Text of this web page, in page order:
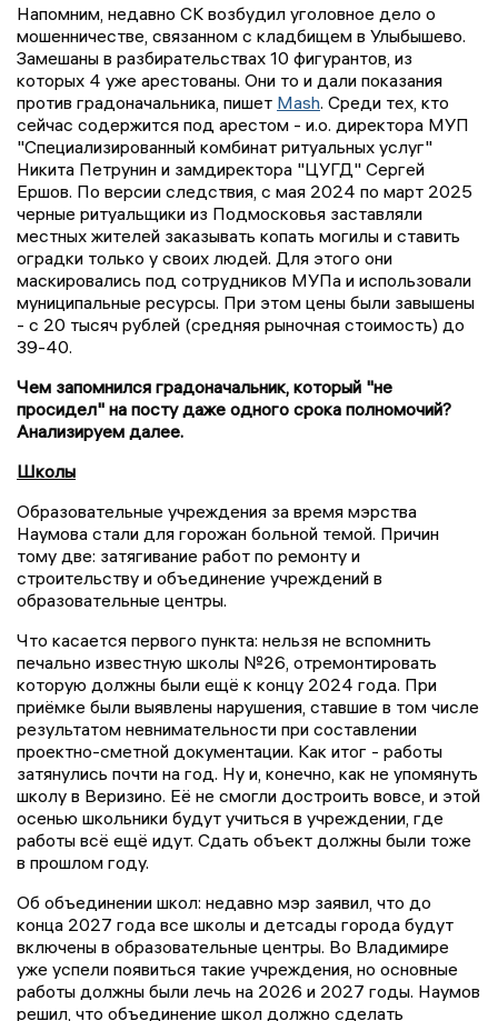
Напомним, недавно СК возбудил уголовное дело о
мошенничестве, связанном с кладбищем в Улыбышево.
Замешаны в разбирательствах 10 фигурантов, из
которых 4 уже арестованы. Они то и дали показания
против градоначальника, пишет Mash. Среди тех, кто
сейчас содержится под арестом - и.о. директора МУП
"Специализированный комбинат ритуальных услуг"
Никита Петрунин и замдиректора "ЦУГД" Сергей
Ершов. По версии следствия, с мая 2024 по март 2025
черные ритуальщики из Подмосковья заставляли
местных жителей заказывать копать могилы и ставить
оградки только у своих людей. Для этого они
маскировались под сотрудников МУПа и использовали
муниципальные ресурсы. При этом цены были завышены
- с 20 тысяч рублей (средняя рыночная стоимость) до
39-40.
Чем запомнился градоначальник, который "не
просидел" на посту даже одного срока полномочий?
Анализируем далее.
Школы
Образовательные учреждения за время мэрства
Наумова стали для горожан больной темой. Причин
тому две: затягивание работ по ремонту и
строительству и объединение учреждений в
образовательные центры.
Что касается первого пункта: нельзя не вспомнить
печально известную школы №26, отремонтировать
которую должны были ещё к концу 2024 года. При
приёмке были выявлены нарушения, ставшие в том числе
результатом невнимательности при составлении
проектно-сметной документации. Как итог - работы
затянулись почти на год. Ну и, конечно, как не упомянуть
школу в Веризино. Её не смогли достроить вовсе, и этой
осенью школьники будут учиться в учреждении, где
работы всё ещё идут. Сдать объект должны были тоже
в прошлом году.
Об объединении школ: недавно мэр заявил, что до
конца 2027 года все школы и детсады города будут
включены в образовательные центры. Во Владимире
уже успели появиться такие учреждения, но основные
работы должны были лечь на 2026 и 2027 годы. Наумов
решил, что объединение школ должно сделать